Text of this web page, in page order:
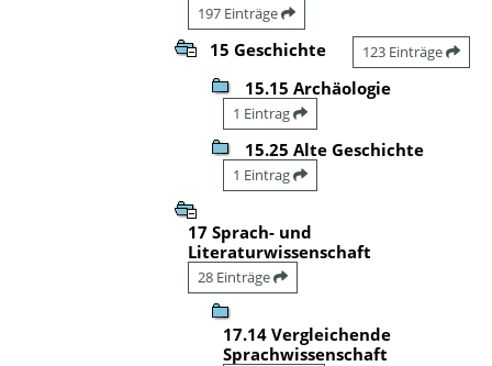
197 Einträge
15 Geschichte 123 Einträge
15.15 Archäologie
1 Eintrag
15.25 Alte Geschichte
1 Eintrag
17 Sprach- und
Literaturwissenschaft
28 Einträge
17.14 Vergleichende
Sprachwissenschaft